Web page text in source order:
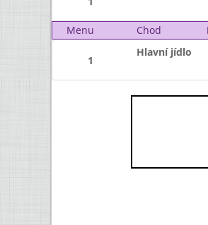
Menu Chod
1
Hlavní jídlo